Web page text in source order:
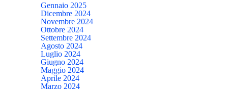
Gennaio 2025
Dicembre 2024
Novembre 2024
Ottobre 2024
Settembre 2024
Agosto 2024
Luglio 2024
Giugno 2024
Maggio 2024
Aprile 2024
Marzo 2024